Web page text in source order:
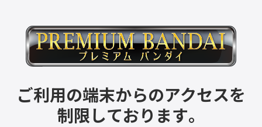
ご利用の端末からのアクセスを
制限しております。